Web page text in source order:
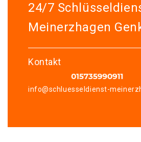
24/7
Meinerzhagen
Kontakt
info@schluesseldienst-